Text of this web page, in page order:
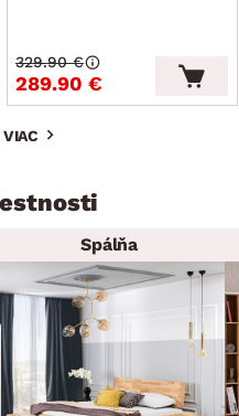
289.90 €
329.90 €
Spálňa